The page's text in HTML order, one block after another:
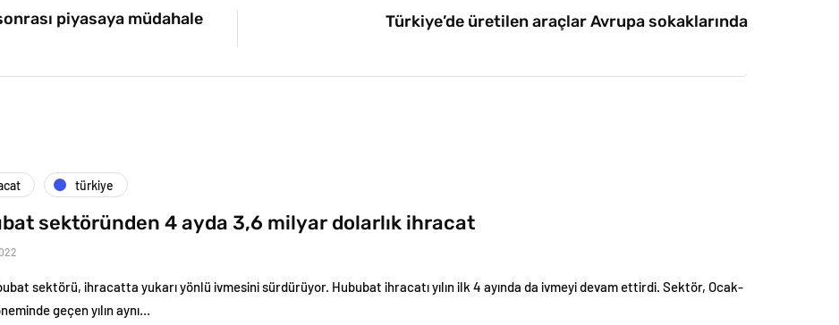
piyasaya müdahale
Türkiye’de üretilen araçlar Avrupa sokaklarında
türkiye
sektöründen 4 ayda 3,6 milyar dolarlık ihracat
sektörü, ihracatta yukarı yönlü ivmesini sürdürüyor. Hububat ihracatı yılın ilk 4 ayında da ivmeyi devam ettirdi. Sektör, Ocak-
geçen yılın aynı…